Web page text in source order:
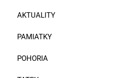
AKTUALITY
PAMIATKY
POHORIA